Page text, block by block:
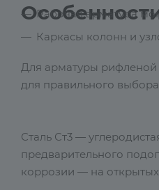
Рабочая арматура
Каркасы колонн и
Для арматуры рифленой
для правильного
Сталь Ст3 —
предварительного
коррозии — на